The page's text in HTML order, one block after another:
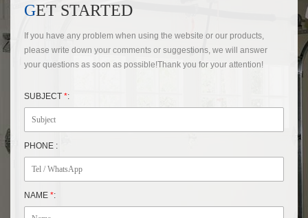
GET STARTED
If you have any problem when using the website or our products,
please write down your comments or suggestions, we will answer
your questions as soon as possible!Thank you for your attention!
SUBJECT *:
PHONE :
NAME *: